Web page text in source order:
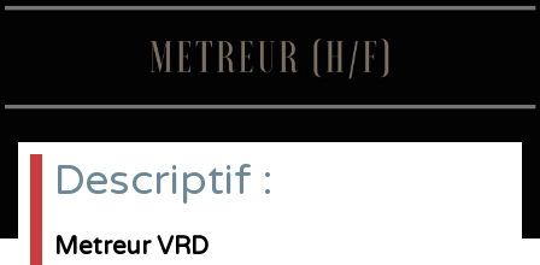
Descriptif :
Metreur VRD